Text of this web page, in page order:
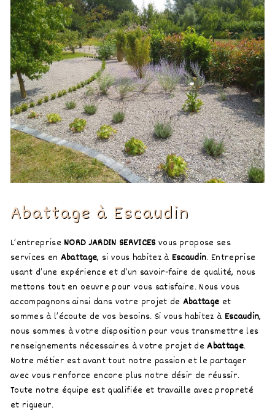
Abattage à Escaudin
L’entreprise NORD JARDIN SERVICESvous propose ses
services en Abattage, si vous habitez à Escaudin. Entreprise
usant d’une expérience et d’un savoir-faire de qualité, nous
mettons tout en oeuvre pour vous satisfaire. Nous vous
accompagnons ainsi dans votre projet de Abattage et
sommes à l’écoute de vos besoins. Si vous habitez à Escaudin,
nous sommes à votre disposition pour vous transmettre les
renseignements nécessaires à votre projet deAbattage.
Notre métier est avant tout notre passion et le partager
avec vous renforce encore plus notre désir de réussir.
Toute notre équipe est qualifiée et travaille avec propreté
et rigueur.